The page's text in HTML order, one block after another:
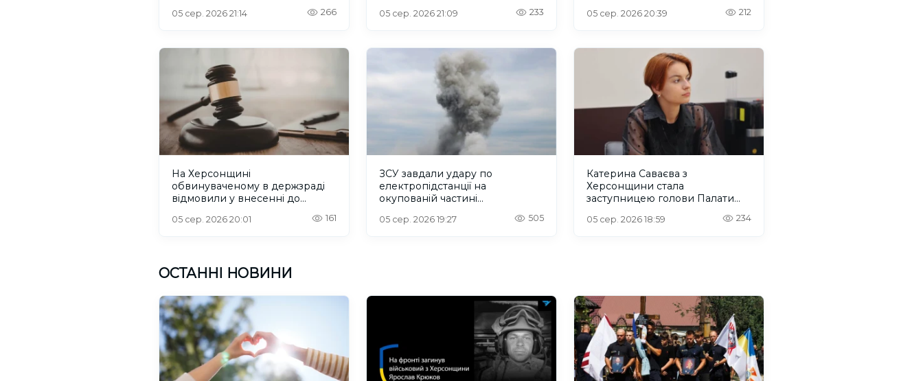
05 сер. 2026 21:14 266 05 сер. 2026 21:09 233 05 сер. 2026 20:39 212
На Херсонщині
обвинуваченому в держзраді
відмовили у внесенні до
05 сер. 2026 20:01 161
ЗСУ завдали удару по
електропідстанції на
окупованій частині
05 сер. 2026 19:27 505
Катерина Саваєва з
Херсонщини стала
заступницею голови Палати
конгресів
05 сер. 2026 18:59 234
ОСТАННІ НОВИНИ